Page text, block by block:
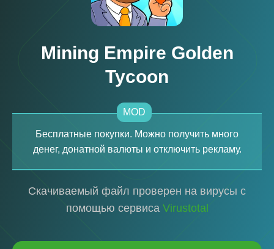
Mining Empire Golden
Tycoon
MOD
Бесплатные покупки. Можно получить много
денег, донатной валюты и отключить рекламу.
Скачиваемый файл проверен на вирусы с
помощью сервиса Virustotal